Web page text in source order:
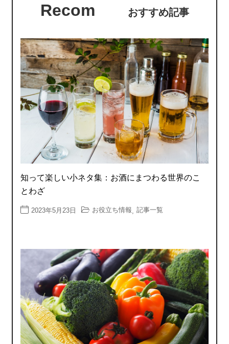
Recom おすすめ記事
知って楽しい小ネタ集：お酒にまつわる世界のこ
とわざ
2023年5月23日 お役立ち情報, 記事一覧